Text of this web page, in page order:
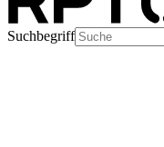
Suchbegriff